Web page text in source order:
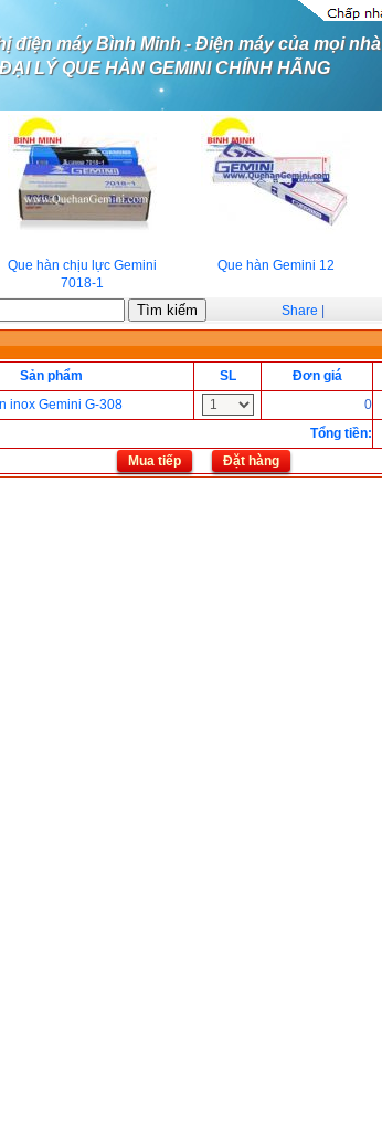
điện máy Bình Minh - Điện máy của mọi nhà
ĐẠI LÝ QUE HÀN GEMINI CHÍNH HÃNG
Que hàn chịu lực Gemini
7018-1
Que hàn Gemini 12
Share
Sản phẩm SL Đơn giá
inox Gemini G-308 0
Tổng tiền:
Mua tiếp
Đặt hàng